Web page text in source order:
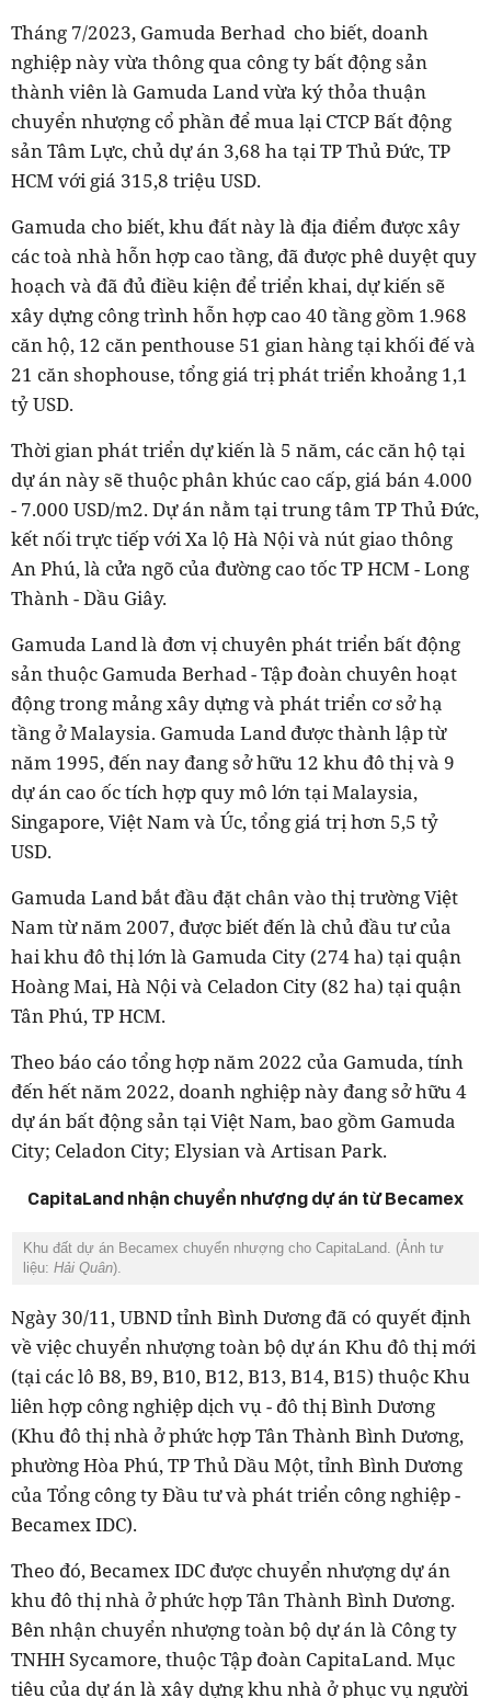
Tháng 7/2023, Gamuda Berhad cho biết, doanh
nghiệp này vừa thông qua công ty bất động sản
thành viên là Gamuda Land vừa ký thỏa thuận
chuyển nhượng cổ phần để mua lại CTCP Bất động
sản Tâm Lực, chủ dự án 3,68 ha tại TP Thủ Đức, TP
HCM với giá 315,8 triệu USD.
Gamuda cho biết, khu đất này là địa điểm được xây
các toà nhà hỗn hợp cao tầng, đã được phê duyệt quy
hoạch và đã đủ điều kiện để triển khai, dự kiến sẽ
xây dựng công trình hỗn hợp cao 40 tầng gồm 1.968
căn hộ, 12 căn penthouse 51 gian hàng tại khối đế và
21 căn shophouse, tổng giá trị phát triển khoảng 1,1
tỷ USD.
Thời gian phát triển dự kiến là 5 năm, các căn hộ tại
dự án này sẽ thuộc phân khúc cao cấp, giá bán 4.000
- 7.000 USD/m2. Dự án nằm tại trung tâm TP Thủ Đức,
kết nối trực tiếp với Xa lộ Hà Nội và nút giao thông
An Phú, là cửa ngõ của đường cao tốc TP HCM - Long
Thành - Dầu Giây.
Gamuda Land là đơn vị chuyên phát triển bất động
sản thuộc Gamuda Berhad - Tập đoàn chuyên hoạt
động trong mảng xây dựng và phát triển cơ sở hạ
tầng ở Malaysia. Gamuda Land được thành lập từ
năm 1995, đến nay đang sở hữu 12 khu đô thị và 9
dự án cao ốc tích hợp quy mô lớn tại Malaysia,
Singapore, Việt Nam và Úc, tổng giá trị hơn 5,5 tỷ
USD.
Gamuda Land bắt đầu đặt chân vào thị trường Việt
Nam từ năm 2007, được biết đến là chủ đầu tư của
hai khu đô thị lớn là Gamuda City (274 ha) tại quận
Hoàng Mai, Hà Nội và Celadon City (82 ha) tại quận
Tân Phú, TP HCM.
Theo báo cáo tổng hợp năm 2022 của Gamuda, tính
đến hết năm 2022, doanh nghiệp này đang sở hữu 4
dự án bất động sản tại Việt Nam, bao gồm Gamuda
City; Celadon City; Elysian và Artisan Park.
CapitaLand nhận chuyển nhượng dự án từ Becamex
Khu đất dự án Becamex chuyển nhượng cho CapitaLand. (Ảnh tư
liệu: Hải Quân).
Ngày 30/11, UBND tỉnh Bình Dương đã có quyết định
về việc chuyển nhượng toàn bộ dự án Khu đô thị mới
(tại các lô B8, B9, B10, B12, B13, B14, B15) thuộc Khu
liên hợp công nghiệp dịch vụ - đô thị Bình Dương
(Khu đô thị nhà ở phức hợp Tân Thành Bình Dương,
phường Hòa Phú, TP Thủ Dầu Một, tỉnh Bình Dương
của Tổng công ty Đầu tư và phát triển công nghiệp -
Becamex IDC).
Theo đó, Becamex IDC được chuyển nhượng dự án
khu đô thị nhà ở phức hợp Tân Thành Bình Dương.
Bên nhận chuyển nhượng toàn bộ dự án là Công ty
TNHH Sycamore, thuộc Tập đoàn CapitaLand. Mục
tiêu của dự án là xây dựng khu nhà ở phục vụ người